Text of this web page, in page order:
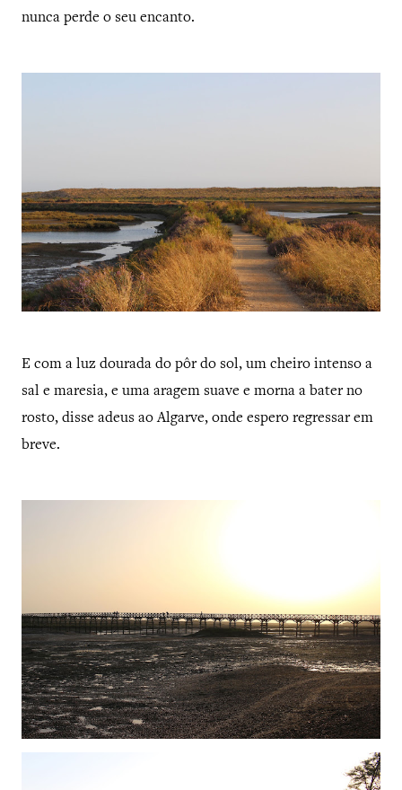
nunca perde o seu encanto.
E com a luz dourada do pôr do sol, um cheiro intenso a
sal e maresia, e uma aragem suave e morna a bater no
rosto, disse adeus ao Algarve, onde espero regressar em
breve.